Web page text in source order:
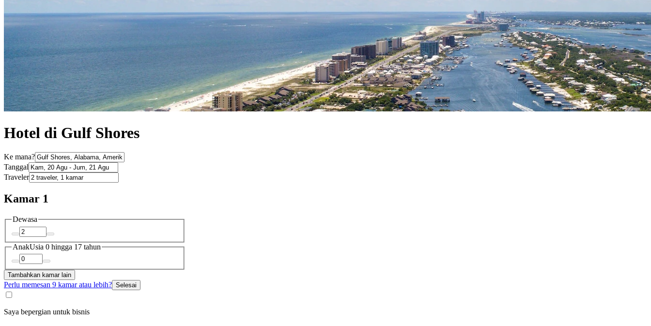
Hotel di Gulf Shores
Ke mana?
Tanggal
Traveler
Kamar 1
Dewasa
AnakUsia 0 hingga 17 tahun
Tambahkan kamar lain
Perlu memesan 9 kamar atau lebih? Selesai
Saya bepergian untuk bisnis